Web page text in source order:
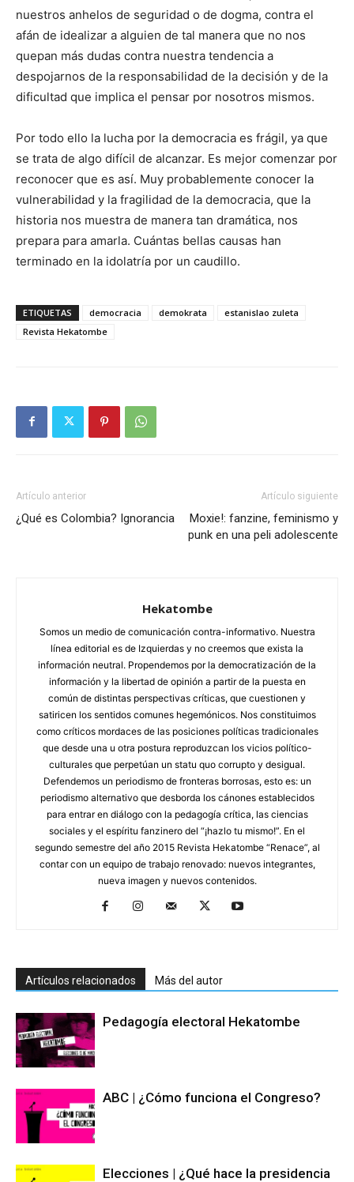
nuestros anhelos de seguridad o de dogma, contra el
afán de idealizar a alguien de tal manera que no nos
quepan más dudas contra nuestra tendencia a
despojarnos de la responsabilidad de la decisión y de la
dificultad que implica el pensar por nosotros mismos.
Por todo ello la lucha por la democracia es frágil, ya que
se trata de algo difícil de alcanzar. Es mejor comenzar por
reconocer que es así. Muy probablemente conocer la
vulnerabilidad y la fragilidad de la democracia, que la
historia nos muestra de manera tan dramática, nos
prepara para amarla. Cuántas bellas causas han
terminado en la idolatría por un caudillo.
ETIQUETAS democracia demokrata
estanislao zuleta
Revista Hekatombe
Artículo anterior
¿Qué es Colombia? Ignorancia
Artículo siguiente
Moxie!: fanzine, feminismo y
punk en una peli adolescente
Hekatombe
Somos un medio de comunicación contra-informativo. Nuestra
línea editorial es de Izquierdas y no creemos que exista la
información neutral. Propendemos por la democratización de la
información y la libertad de opinión a partir de la puesta en
común de distintas perspectivas críticas, que cuestionen y
satiricen los sentidos comunes hegemónicos. Nos constituimos
como críticos mordaces de las posiciones políticas tradicionales
que desde una u otra postura reproduzcan los vicios político-
culturales que perpetúan un statu quo corrupto y desigual.
Defendemos un periodismo de fronteras borrosas, esto es: un
periodismo alternativo que desborda los cánones establecidos
para entrar en diálogo con la pedagogía crítica, las ciencias
sociales y el espíritu fanzinero del “¡hazlo tu mismo!”. En el
segundo semestre del año 2015 Revista Hekatombe “Renace”, al
contar con un equipo de trabajo renovado: nuevos integrantes,
nueva imagen y nuevos contenidos.
Artículos relacionados Más del autor
Pedagogía electoral Hekatombe
ABC | ¿Cómo funciona el Congreso?
Elecciones | ¿Qué hace la presidencia